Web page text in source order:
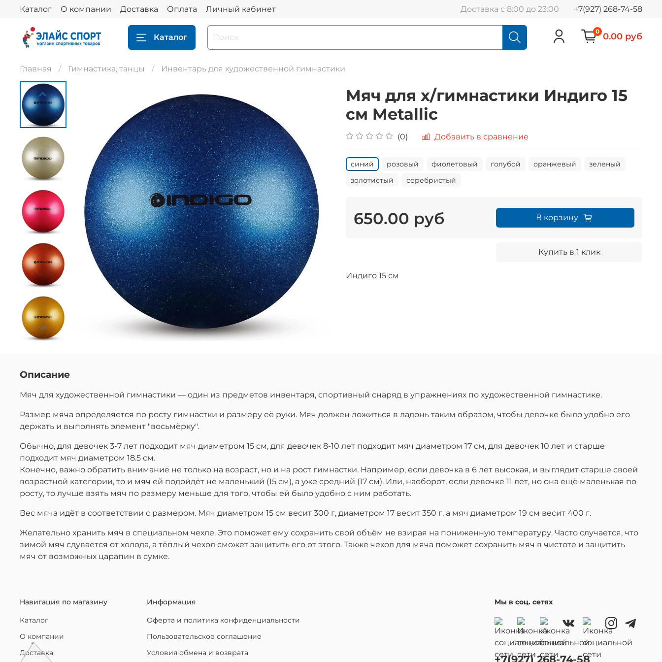
Каталог О компании Доставка Оплата Личный кабинет Доставка с 8:00 до 23:00 +7(927) 268-74-58
Каталог
0 0.00 руб
Главная Гимнастика, танцы Инвентарь для художественной гимнастики
Мяч для х/гимнастики Индиго 15
см Metallic
(0) Добавить в сравнение
синий розовый фиолетовый голубой оранжевый
зеленый
золотистый
серебристый
650.00 руб В корзину
Купить в 1 клик
Индиго 15 см
Описание
Мяч для художественной гимнастики — один из предметов инвентаря, спортивный снаряд в упражнениях по художественной гимнастике.
Размер мяча определяется по росту гимнастки и размеру её руки. Мяч должен ложиться в ладонь таким образом, чтобы девочке было удобно его
держать и выполнять элемент "восьмёрку".
Обычно, для девочек 3-7 лет подходит мяч диаметром 15 см, для девочек 8-10 лет подходит мяч диаметром 17 см, для девочек 10 лет и старше
подходит мяч диаметром 18.5 см.
Конечно, важно обратить внимание не только на возраст, но и на рост гимнастки. Например, если девочка в 6 лет высокая, и выглядит старше своей
возрастной категории, то и мяч ей подойдёт не маленький (15 см), а уже средний (17 см). Или, наоборот, если девочке 11 лет, но она ещё маленькая по
росту, то лучше взять мяч по размеру меньше для того, чтобы ей было удобно с ним работать.
Вес мяча идёт в соответствии с размером. Мяч диаметром 15 см весит 300 г, диаметром 17 весит 350 г, а мяч диаметром 19 см весит 400 г.
Желательно хранить мяч в специальном чехле. Это поможет ему сохранить свой объём не взирая на пониженную температуру. Часто случается, что
зимой мяч сдувается от холода, а тёплый чехол сможет защитить его от этого. Также чехол для мяча поможет сохранить мяч в чистоте и защитить
мяч от возможных царапин в сумке.
Навигация по магазину
Каталог
О компании
Доставка
Информация
Оферта и политика конфиденциальности
Пользовательское соглашение
Условия обмена и возврата
Мы в соц. сетях
+7(927) 268-74-58